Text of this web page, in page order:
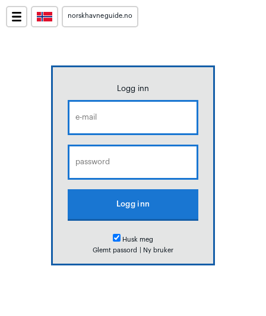
norskhavneguide.no
Logg inn
Husk meg
Glemt passord
Ny bruker